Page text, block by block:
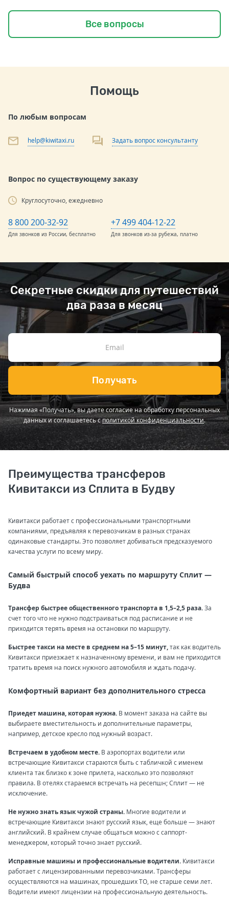
Все вопросы
Помощь
По любым вопросам
help@kiwitaxi.ru Задать вопрос консультанту
Вопрос по существующему заказу
Круглосуточно, ежедневно
8 800 200-32-92
Для звонков из России, бесплатно
+7 499 404-12-22
Для звонков из-за рубежа, платно
Секретные скидки для путешествий
два раза в месяц
Получать
Нажимая «Получать», вы даете согласие на обработку персональных
данных и соглашаетесь сполитикой конфиденциальности.
Преимущества трансферов
Кивитакси из Сплита в Будву
Кивитакси работает с профессиональными транспортными
компаниями, предъявляя к перевозчикам в разных странах
одинаковые стандарты. Это позволяет добиваться предсказуемого
качества услуги по всему миру.
Самый быстрый способ уехать по маршруту Сплит —
Будва
Трансфер быстрее общественного транспорта в 1,5–2,5 раза.За
счет того что не нужно подстраиваться под расписание и не
приходится терять время на остановки по маршруту.
Быстрее такси на месте в среднем на 5–15 минут,так как водитель
Кивитакси приезжает к назначенному времени, и вам не приходится
тратить время на поиск нужного автомобиля и ждать подачу.
Комфортный вариант без дополнительного стресса
Приедет машина, которая нужна. В момент заказа на сайте вы
выбираете вместительность и дополнительные параметры,
например, детское кресло под нужный возраст.
Встречаем в удобном месте. В аэропортах водители или
встречающие Кивитакси стараются быть с табличкой с именем
клиента так близко к зоне прилета, насколько это позволяют
правила. В отелях стараемся встречать на ресепшн; Сплит — не
исключение.
Не нужно знать язык чужой страны. Многие водители и
встречающие Кивитакси знают русский язык, еще больше — знают
английский. В крайнем случае общаться можно с саппорт-
менеджером, который точно знает русский.
Исправные машины и профессиональные водители. Кивитакси
работает с лицензированными перевозчиками. Трансферы
осуществляются на машинах, прошедших ТО, не старше семи лет.
Водители имеют лицензии на профессиональную деятельность.